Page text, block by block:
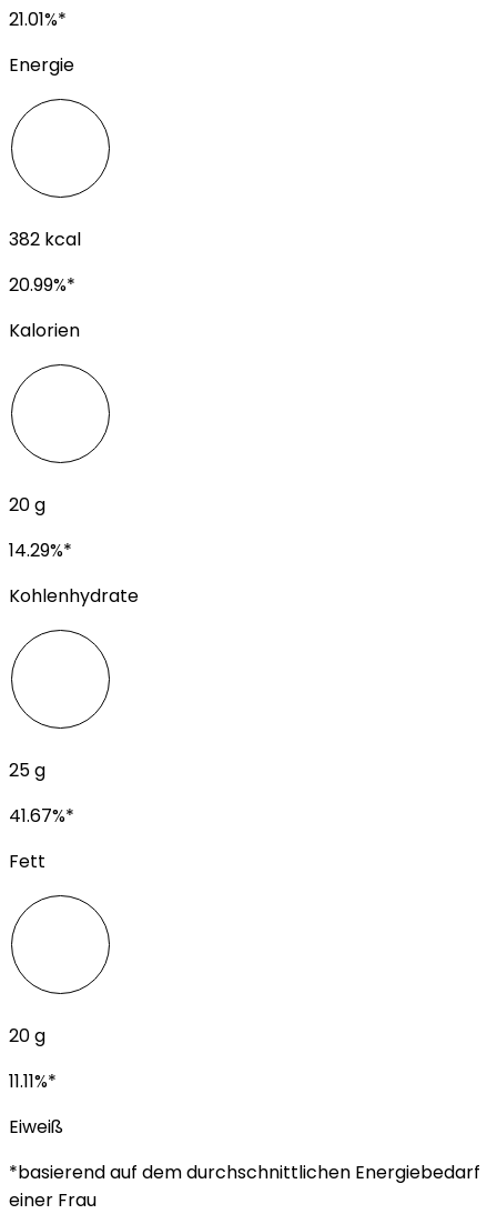
21.01%*
Energie
382 kcal
20.99%*
Kalorien
20g
14.29%*
Kohlenhydrate
25g
41.67%*
Fett
20g
11.11%*
Eiweiß
*basierend auf dem durchschnittlichen Energiebedarf
einer Frau